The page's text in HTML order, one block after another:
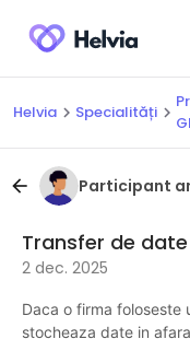
Helvia chevron_right Specialitățichevron_right
arrow_back Participant
Transfer de
2 dec. 2025
Daca o firma foloseste
stocheaza date in